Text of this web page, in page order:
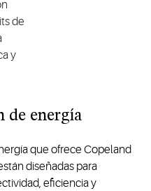
de
y
de energía
que ofrece Copeland
diseñadas para
eficiencia y